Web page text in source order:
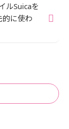
ルSuicaを
的に使わ